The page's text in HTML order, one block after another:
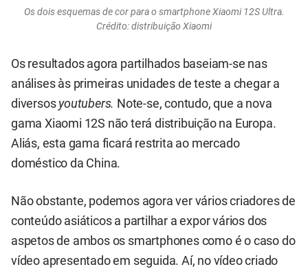
Os dois esquemas de cor para o smartphone Xiaomi 12S Ultra.
Crédito: distribuição Xiaomi
Os resultados agora partilhados baseiam-se nas
análises às primeiras unidades de teste a chegar a
diversos youtubers. Note-se, contudo, que a nova
gama Xiaomi 12S não terá distribuição na Europa.
Aliás, esta gama ficará restrita ao mercado
doméstico da China.
Não obstante, podemos agora ver vários criadores de
conteúdo asiáticos a partilhar a expor vários dos
aspetos de ambos os smartphones como é o caso do
vídeo apresentado em seguida. Aí, no vídeo criado